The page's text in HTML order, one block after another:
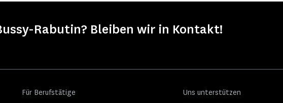
Rabutin? Bleiben wir in Kontakt!
Für Berufstätige
Uns unterstützen